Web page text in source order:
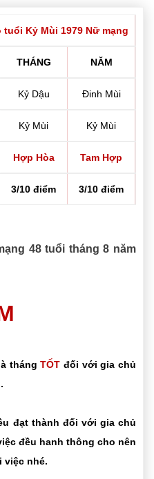
Kỷ Mùi 1979 Nữ mạng
THÁNG NĂM
Kỷ Dậu Đinh Mùi
Kỷ Mùi Kỷ Mùi
Hợp Hòa Tam Hợp
3/10 điểm 3/10 điểm
48 tuổi tháng 8 năm
thángTỐT đối với gia chủ
đạt thành đối với gia chủ
đều hanh thông cho nên
việc nhé.